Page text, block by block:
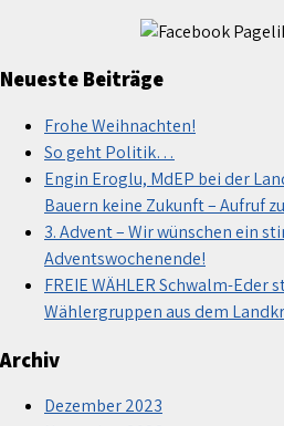
Neueste Beiträge
Frohe Weihnachten!
So geht Politik…
Engin Eroglu, MdEP bei der
Bauern keine Zukunft – Aufruf
3. Advent – Wir wünschen ein
Adventswochenende!
FREIE WÄHLER Schwalm-Eder
Wählergruppen aus dem
Archiv
Dezember 2023